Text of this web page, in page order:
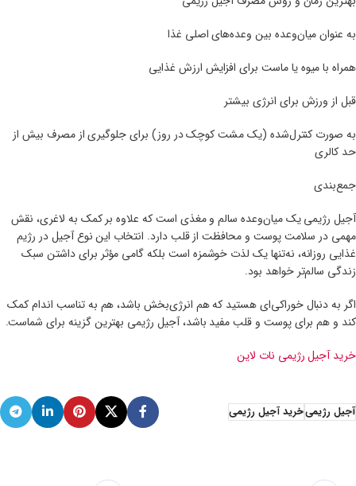
به عنوان میان‌وعده بین وعده‌های اصلی غذا
همراه با میوه یا ماست برای افزایش ارزش غذایی
قبل از ورزش برای انرژی بیشتر
به صورت کنترل‌شده (یک مشت کوچک در روز) برای جلوگیری از مصرف بیش از
حد کالری
جمع‌بندی
آجیل رژیمی یک میان‌وعده سالم و مغذی است که علاوه بر کمک به لاغری، نقش
مهمی در سلامت پوست و محافظت از قلب دارد. انتخاب این نوع آجیل در رژیم
غذایی روزانه، نه‌تنها یک لذت خوشمزه است بلکه گامی مؤثر برای داشتن سبک
زندگی سالم‌تر خواهد بود.
اگر به دنبال خوراکی‌ای هستید که هم انرژی‌بخش باشد، هم به تناسب اندام کمک
کند و هم برای پوست و قلب مفید باشد، آجیل رژیمی بهترین گزینه برای شماست.
خرید آجیل رژیمی نات لاین
آجیل رژیمیخرید آجیل رژیمی